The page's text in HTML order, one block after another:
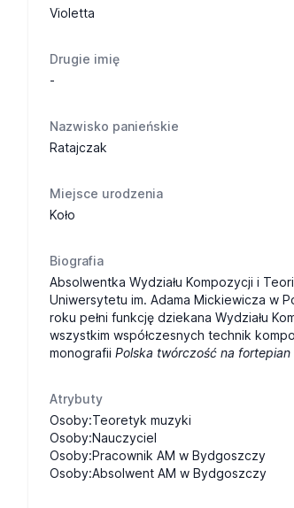
Violetta
Drugie imię
-
Nazwisko panieńskie
Ratajczak
Miejsce urodzenia
Koło
Biografia
Absolwentka Wydziału Kompozycji i
Uniwersytetu im. Adama Mickiewicza w
roku pełni funkcję dziekana Wydziału
wszystkim współczesnych technik
monografii Polska twórczość na
Atrybuty
Osoby:Teoretyk muzyki
Osoby:Nauczyciel
Osoby:Pracownik AM w Bydgoszczy
Osoby:Absolwent AM w Bydgoszczy